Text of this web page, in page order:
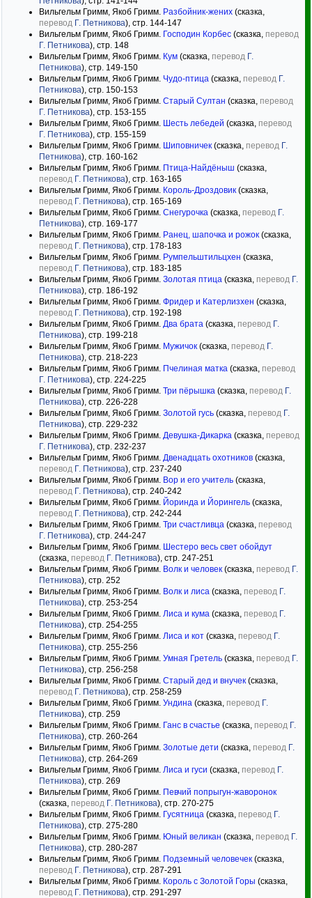
Вильгельм Гримм, Якоб Гримм. Разбойник-жених (сказка,
перевод Г. Петникова), стр. 144-147
Вильгельм Гримм, Якоб Гримм. Господин Корбес (сказка, перевод
Г. Петникова), стр. 148
Вильгельм Гримм, Якоб Гримм. Кум (сказка, перевод Г.
Петникова), стр. 149-150
Вильгельм Гримм, Якоб Гримм. Чудо-птица (сказка, перевод Г.
Петникова), стр. 150-153
Вильгельм Гримм, Якоб Гримм. Старый Султан (сказка, перевод
Г. Петникова), стр. 153-155
Вильгельм Гримм, Якоб Гримм. Шесть лебедей (сказка, перевод
Г. Петникова), стр. 155-159
Вильгельм Гримм, Якоб Гримм. Шиповничек (сказка, перевод Г.
Петникова), стр. 160-162
Вильгельм Гримм, Якоб Гримм. Птица-Найдёныш (сказка,
перевод Г. Петникова), стр. 163-165
Вильгельм Гримм, Якоб Гримм. Король-Дроздовик (сказка,
перевод Г. Петникова), стр. 165-169
Вильгельм Гримм, Якоб Гримм. Снегурочка (сказка, перевод Г.
Петникова), стр. 169-177
Вильгельм Гримм, Якоб Гримм. Ранец, шапочка и рожок (сказка,
перевод Г. Петникова), стр. 178-183
Вильгельм Гримм, Якоб Гримм. Румпельштильцхен (сказка,
перевод Г. Петникова), стр. 183-185
Вильгельм Гримм, Якоб Гримм. Золотая птица (сказка, перевод Г.
Петникова), стр. 186-192
Вильгельм Гримм, Якоб Гримм. Фридер и Катерлизхен (сказка,
перевод Г. Петникова), стр. 192-198
Вильгельм Гримм, Якоб Гримм. Два брата (сказка, перевод Г.
Петникова), стр. 199-218
Вильгельм Гримм, Якоб Гримм. Мужичок (сказка, перевод Г.
Петникова), стр. 218-223
Вильгельм Гримм, Якоб Гримм. Пчелиная матка (сказка, перевод
Г. Петникова), стр. 224-225
Вильгельм Гримм, Якоб Гримм. Три пёрышка (сказка, перевод Г.
Петникова), стр. 226-228
Вильгельм Гримм, Якоб Гримм. Золотой гусь (сказка, перевод Г.
Петникова), стр. 229-232
Вильгельм Гримм, Якоб Гримм. Девушка-Дикарка (сказка, перевод
Г. Петникова), стр. 232-237
Вильгельм Гримм, Якоб Гримм. Двенадцать охотников (сказка,
перевод Г. Петникова), стр. 237-240
Вильгельм Гримм, Якоб Гримм. Вор и его учитель (сказка,
перевод Г. Петникова), стр. 240-242
Вильгельм Гримм, Якоб Гримм. Йоринда и Йорингель (сказка,
перевод Г. Петникова), стр. 242-244
Вильгельм Гримм, Якоб Гримм. Три счастливца (сказка, перевод
Г. Петникова), стр. 244-247
Вильгельм Гримм, Якоб Гримм. Шестеро весь свет обойдут
(сказка, перевод Г. Петникова), стр. 247-251
Вильгельм Гримм, Якоб Гримм. Волк и человек (сказка, перевод Г.
Петникова), стр. 252
Вильгельм Гримм, Якоб Гримм. Волк и лиса (сказка, перевод Г.
Петникова), стр. 253-254
Вильгельм Гримм, Якоб Гримм. Лиса и кума (сказка, перевод Г.
Петникова), стр. 254-255
Вильгельм Гримм, Якоб Гримм. Лиса и кот (сказка, перевод Г.
Петникова), стр. 255-256
Вильгельм Гримм, Якоб Гримм. Умная Гретель (сказка, перевод Г.
Петникова), стр. 256-258
Вильгельм Гримм, Якоб Гримм. Старый дед и внучек (сказка,
перевод Г. Петникова), стр. 258-259
Вильгельм Гримм, Якоб Гримм. Ундина (сказка, перевод Г.
Петникова), стр. 259
Вильгельм Гримм, Якоб Гримм. Ганс в счастье (сказка, перевод Г.
Петникова), стр. 260-264
Вильгельм Гримм, Якоб Гримм. Золотые дети (сказка, перевод Г.
Петникова), стр. 264-269
Вильгельм Гримм, Якоб Гримм. Лиса и гуси (сказка, перевод Г.
Петникова), стр. 269
Вильгельм Гримм, Якоб Гримм. Певчий попрыгун-жаворонок
(сказка, перевод Г. Петникова), стр. 270-275
Вильгельм Гримм, Якоб Гримм. Гусятница (сказка, перевод Г.
Петникова), стр. 275-280
Вильгельм Гримм, Якоб Гримм. Юный великан (сказка, перевод Г.
Петникова), стр. 280-287
Вильгельм Гримм, Якоб Гримм. Подземный человечек (сказка,
перевод Г. Петникова), стр. 287-291
Вильгельм Гримм, Якоб Гримм. Король с Золотой Горы (сказка,
перевод Г. Петникова), стр. 291-297